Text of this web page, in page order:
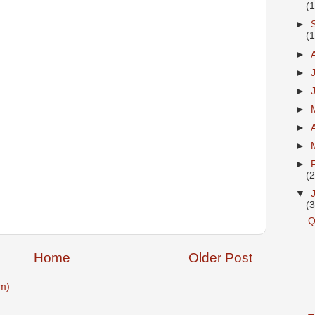
Older Post
Home
►
►
►
►
►
►
►
►
▼